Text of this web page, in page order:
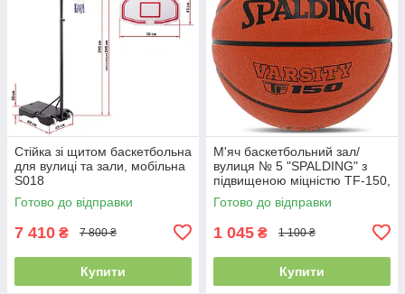
Стійка зі щитом баскетбольна
для вулиці та зали, мобільна
S018
Готово до відправки
7 410 ₴ 7 800 ₴
Купити
М'яч баскетбольний зал/
вулиця № 5 "SPALDING" з
підвищеною міцністю TF-150,
VARSITY, оранжевий,
84421Y5
Готово до відправки
1 045 ₴ 1 100 ₴
Купити